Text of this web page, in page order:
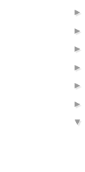
►
►
►
►
►
►
▼